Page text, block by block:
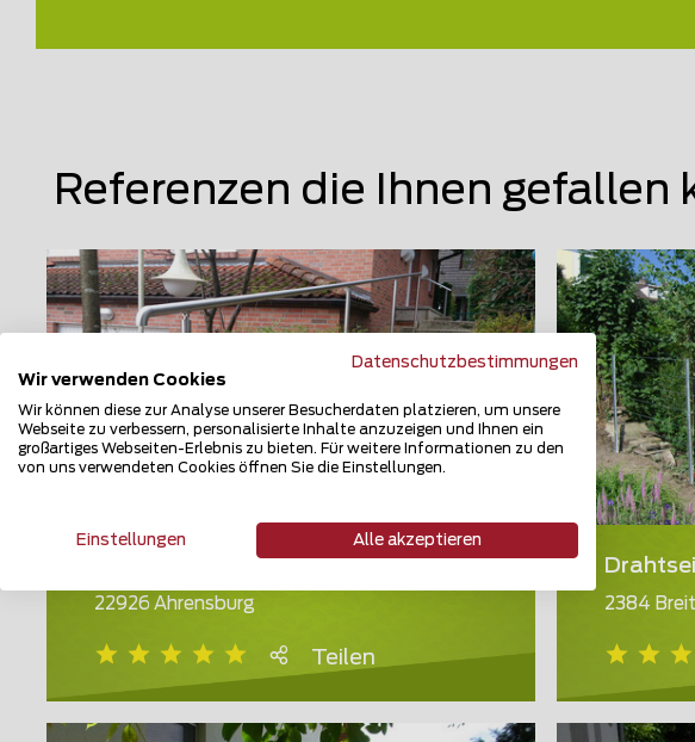
Referenzen die Ihnen gefallen
22926 Ahrensburg
Teilen
2384
Datenschutzbestimmungen
Wir verwenden Cookies
Wir können diese zur Analyse unserer Besucherdaten platzieren, um unsere
Webseite zu verbessern, personalisierte Inhalte anzuzeigen und Ihnen ein
großartiges Webseiten-Erlebnis zu bieten. Für weitere Informationen zu den
von uns verwendeten Cookies öffnen Sie die Einstellungen.
Einstellungen Alle akzeptieren